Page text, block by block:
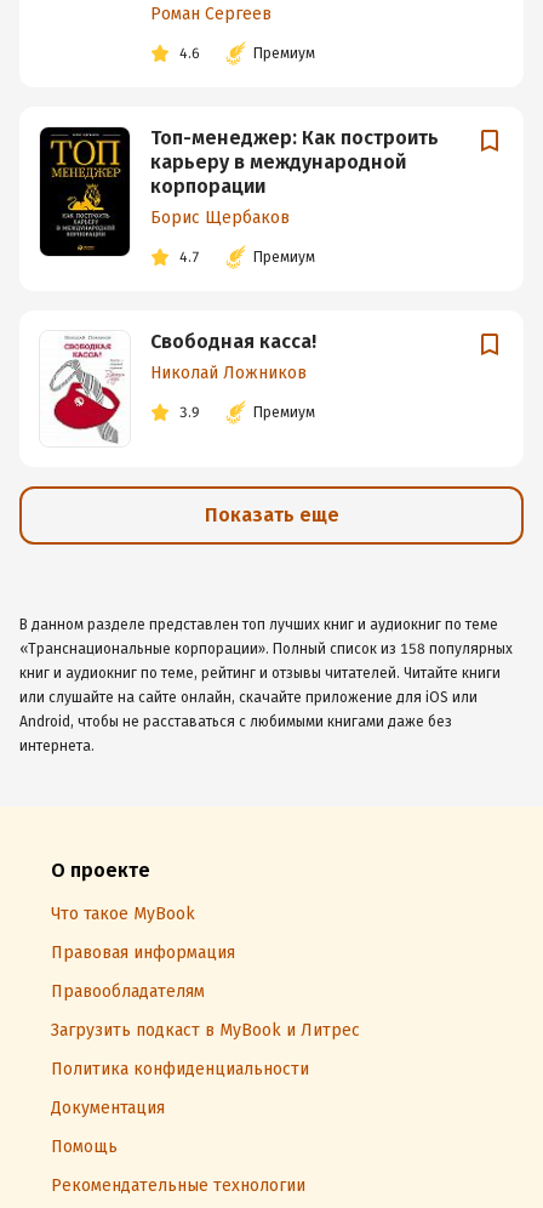
Роман Сергеев
4.6 Премиум
Топ-менеджер: Как построить
карьеру в международной
корпорации
Борис Щербаков
4.7 Премиум
Свободная касса!
Николай Ложников
3.9 Премиум
Показать еще
В данном разделе представлен топ лучших книг и аудиокниг по теме
«Транснациональные корпорации». Полный список из 158 популярных
книг и аудиокниг по теме, рейтинг и отзывы читателей. Читайте книги
или слушайте на сайте онлайн, скачайте приложение для iOS или
Android, чтобы не расставаться с любимыми книгами даже без
интернета.
О проекте
Что такое MyBook
Правовая информация
Правообладателям
Загрузить подкаст в MyBook и Литрес
Политика конфиденциальности
Документация
Помощь
Рекомендательные технологии